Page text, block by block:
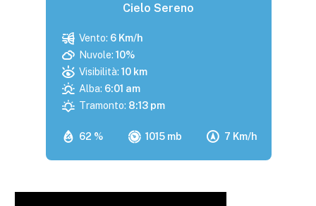
Cielo Sereno
62 % 1015 mb 7 Km/h
Vento: 6 Km/h
Nuvole: 10%
Visibilità: 10 km
Alba: 6:01 am
Tramonto: 8:13 pm